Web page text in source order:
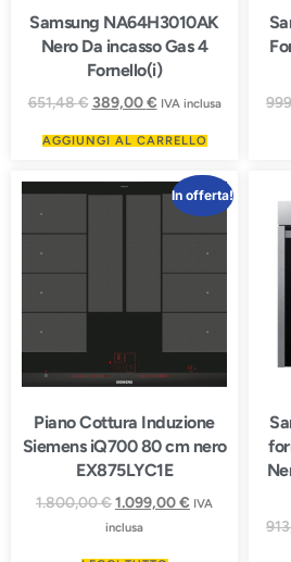
Samsung NA64H3010AK
Nero Da incasso Gas 4
Fornello(i)
651,48€ 389,00€ IVA inclusa
AGGIUNGI AL CARRELLO
In offerta!
Piano Cottura Induzione
Siemens iQ700 80 cm nero
EX875LYC1E
1.800,00€1.099,00€ IVA
inclusa